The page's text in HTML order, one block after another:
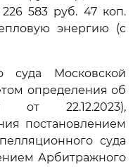
583 руб. 47 коп.
энергию (с
суда Московской
определения об
от 22.12.2023),
постановлением
суда
Арбитражного